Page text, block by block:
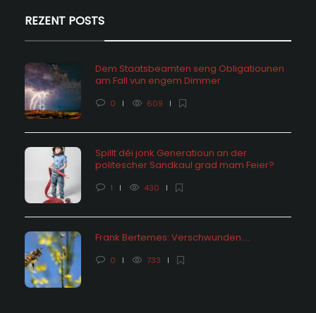
REZENT POSTS
Dem Staatsbeamten seng Obligatiounen
am Fall vun engem Dimmer
0 609
Spillt déi jonk Generatioun an der
politescher Sandkaul grad mam Feier?
1 430
Frank Bertemes: Verschwunden….
0 733